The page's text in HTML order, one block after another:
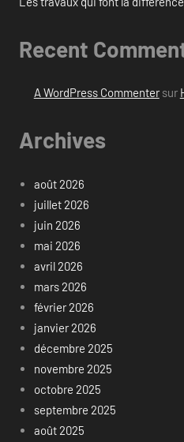
Recent
A WordPress Commentersur
Archives
août 2026
juillet 2026
juin 2026
mai 2026
avril 2026
mars 2026
février 2026
janvier 2026
décembre 2025
novembre 2025
octobre 2025
septembre 2025
août 2025